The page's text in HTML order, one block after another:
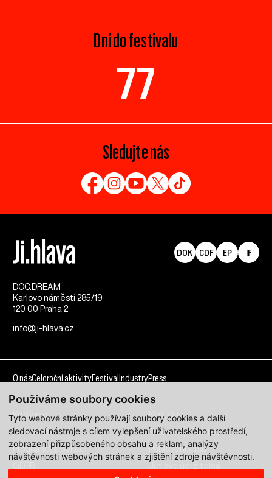
Používáme soubory cookies
Tyto webové stránky používají soubory cookies a další
sledovací nástroje s cílem vylepšení uživatelského prostředí,
zobrazení přizpůsobeného obsahu a reklam, analýzy
návštěvnosti webových stránek a zjištění zdroje návštěvnosti.
Dní do festivalu
77
Sledujte nás
DOC.DREAM​
Karlovo náměstí 285/19
120 00 Praha 2
info@ji-hlava.cz
DOK CDF EP IF
O násCeloroční aktivityFestival IndustryPress
Kdo jsme
Kontakt
Partnerství
Pracovní příležitosti
Programové sekce
Přihlášení filmu